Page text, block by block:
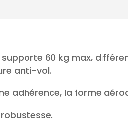
60 kg max,
anti-vol.
adhérence, la forme